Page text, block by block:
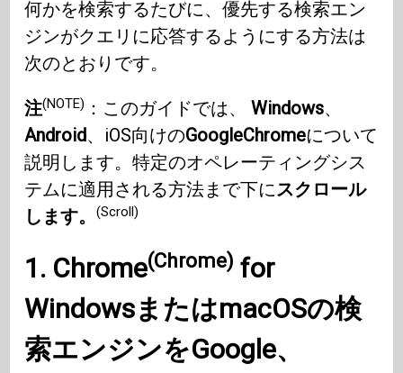
何かを検索するたびに、優先する検索エン
ジンがクエリに応答するようにする方法は
次のとおりです。
注(NOTE) ：このガイドでは、Windows、
Android、iOS向けのGoogleChromeについて
説明します。特定のオペレーティングシス
テムに適用される方法まで下にスクロール
します。(Scroll)
1. Chrome(Chrome) for
WindowsまたはmacOSの検
索エンジンをGoogle、